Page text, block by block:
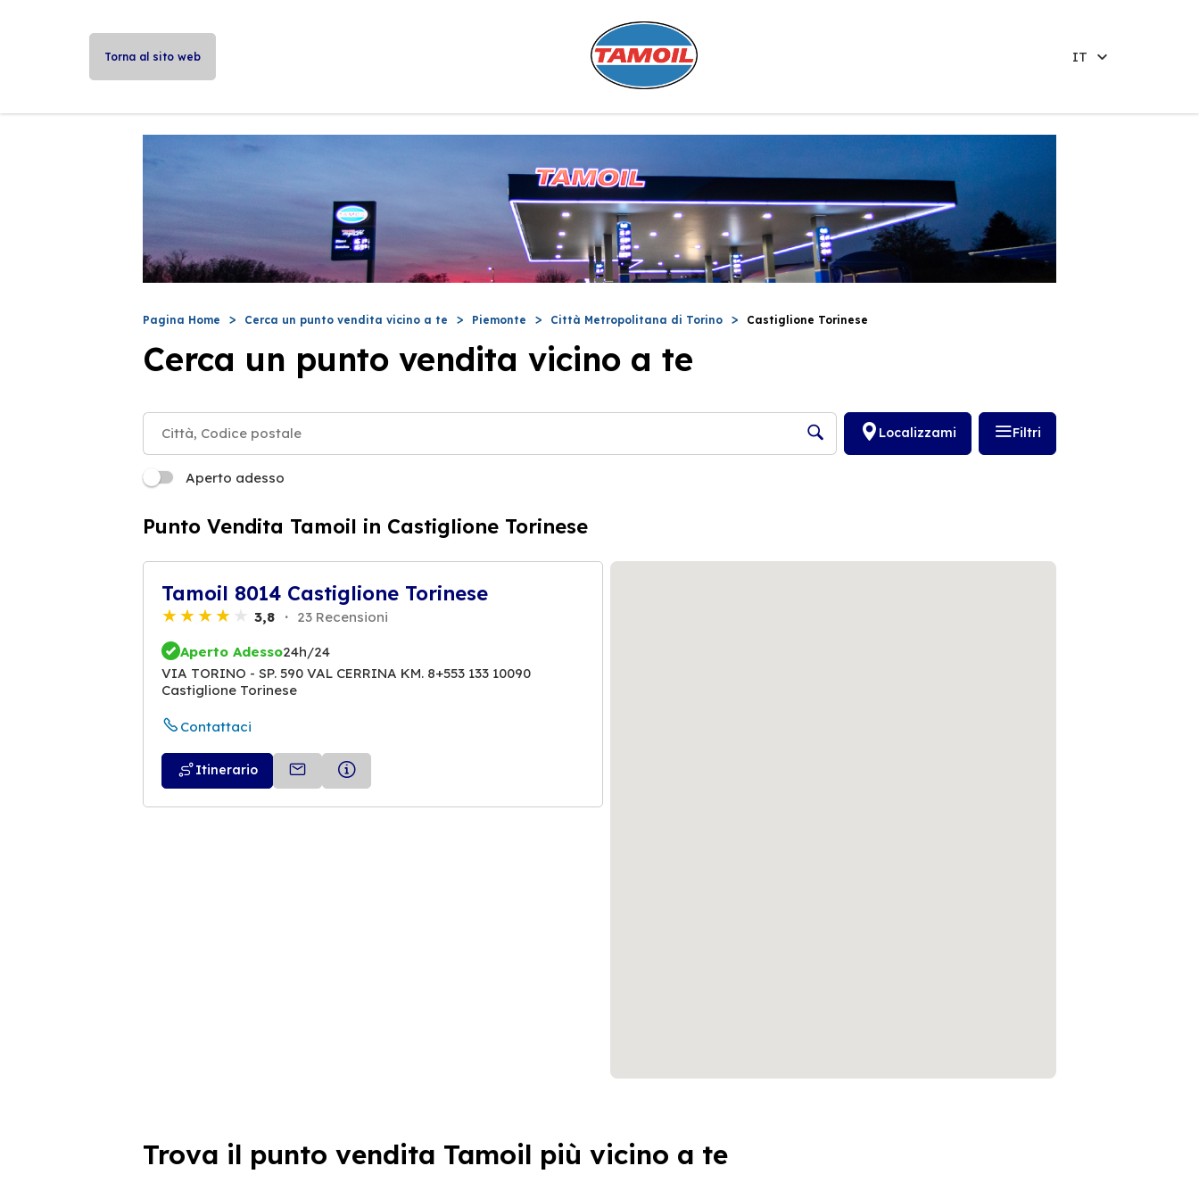
Torna al sito web IT
Pagina Home Cerca un punto vendita vicino a te Piemonte Città Metropolitana di Torino Castiglione Torinese
Cerca un punto vendita vicino a te
Localizzami Filtri
Aperto adesso
Punto Vendita Tamoil in Castiglione Torinese
Tamoil 8014 Castiglione Torinese
3,8 23 Recensioni
Aperto Adesso24h/24
VIA TORINO - SP. 590 VAL CERRINA KM. 8+553 133 10090
Castiglione Torinese
Contattaci
Itinerario
Trova il punto vendita Tamoil più vicino a te